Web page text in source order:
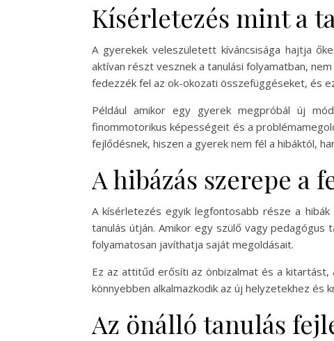
Kísérletezés mint a
A gyerekek veleszületett kíváncsisága hajtja
aktívan részt vesznek a tanulási folyamatban,
fedezzék fel az ok-okozati összefüggéseket, és
Például amikor egy gyerek megpróbál új
finommotorikus képességeit és a
fejlődésnek, hiszen a gyerek nem fél a hibáktól,
A hibázás szerepe a
A kísérletezés egyik legfontosabb része a
tanulás útján. Amikor egy szülő vagy
folyamatosan javíthatja saját megoldásait.
Ez az attitűd erősíti az önbizalmat és a kitartást,
könnyebben alkalmazkodik az új helyzetekhez és
Az önálló tanulás